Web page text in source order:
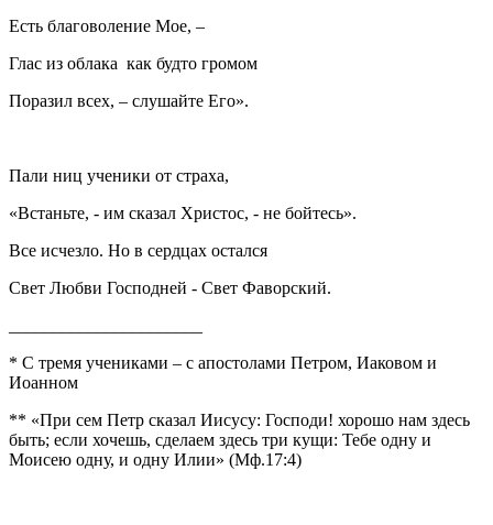
Есть благоволение Мое, –
Глас из облака как будто громом
Поразил всех, – слушайте Его».
Пали ниц ученики от страха,
«Встаньте, - им сказал Христос, - не бойтесь».
Все исчезло. Но в сердцах остался
Свет Любви Господней - Свет Фаворский.
* С тремя учениками – с апостолами Петром, Иаковом и
Иоанном
** «При сем Петр сказал Иисусу: Господи! хорошо нам здесь
быть; если хочешь, сделаем здесь три кущи: Тебе одну и
Моисею одну, и одну Илии» (Мф.17:4)